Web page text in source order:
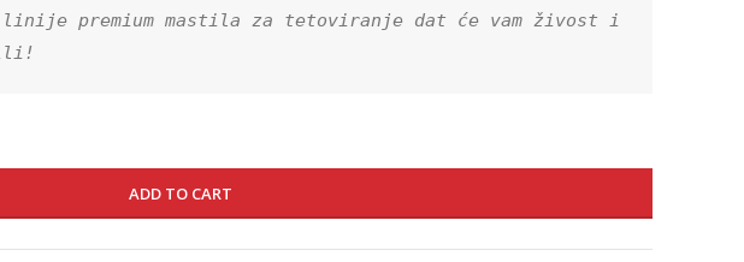
premium mastila za tetoviranje dat će vam živost i
ADD TO CART